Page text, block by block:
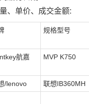
、单价、成交金额:
规格型号
航嘉 MVP K750
/lenovo 联想IB360MH